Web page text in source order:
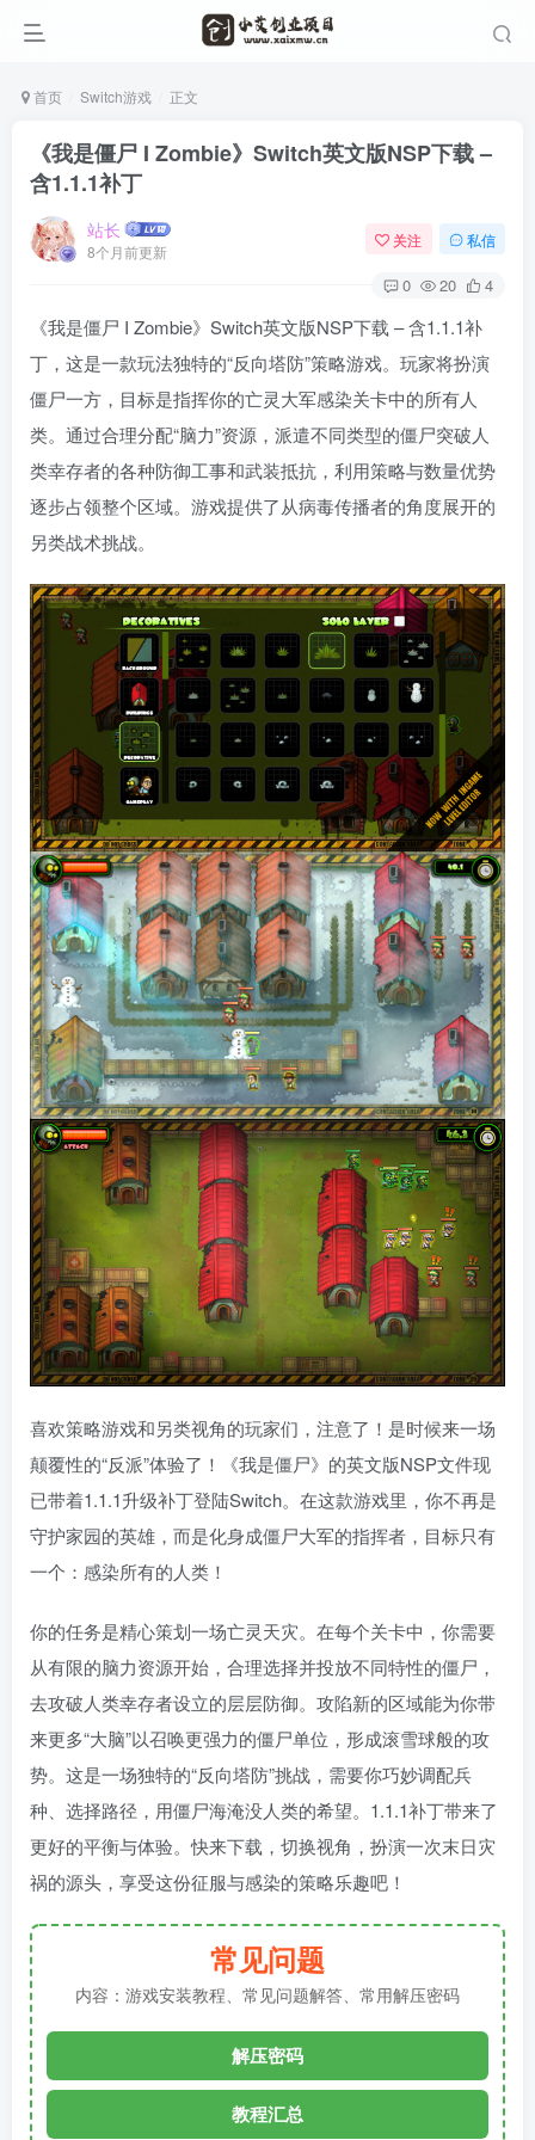
首页 Switch游戏 正文
《我是僵尸 I Zombie》Switch英文版NSP下载 –
含1.1.1补丁
站长
8个月前更新
关注 私信
0 20 4
《我是僵尸 I Zombie》Switch英文版NSP下载 – 含1.1.1补
丁，这是一款玩法独特的“反向塔防”策略游戏。玩家将扮演
僵尸一方，目标是指挥你的亡灵大军感染关卡中的所有人
类。通过合理分配“脑力”资源，派遣不同类型的僵尸突破人
类幸存者的各种防御工事和武装抵抗，利用策略与数量优势
逐步占领整个区域。游戏提供了从病毒传播者的角度展开的
另类战术挑战。
喜欢策略游戏和另类视角的玩家们，注意了！是时候来一场
颠覆性的“反派”体验了！《我是僵尸》的英文版NSP文件现
已带着1.1.1升级补丁登陆Switch。在这款游戏里，你不再是
守护家园的英雄，而是化身成僵尸大军的指挥者，目标只有
一个：感染所有的人类！
你的任务是精心策划一场亡灵天灾。在每个关卡中，你需要
从有限的脑力资源开始，合理选择并投放不同特性的僵尸，
去攻破人类幸存者设立的层层防御。攻陷新的区域能为你带
来更多“大脑”以召唤更强力的僵尸单位，形成滚雪球般的攻
势。这是一场独特的“反向塔防”挑战，需要你巧妙调配兵
种、选择路径，用僵尸海淹没人类的希望。1.1.1补丁带来了
更好的平衡与体验。快来下载，切换视角，扮演一次末日灾
祸的源头，享受这份征服与感染的策略乐趣吧！
常见问题
内容：游戏安装教程、常见问题解答、常用解压密码
解压密码
教程汇总